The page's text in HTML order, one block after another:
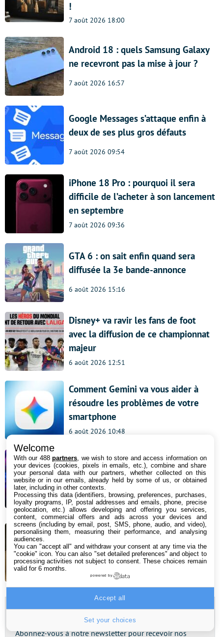
!
7 août 2026 18:00
Android 18 : quels Samsung Galaxy
ne recevront pas la mise à jour ?
7 août 2026 16:57
Google Messages s’attaque enfin à
deux de ses plus gros défauts
7 août 2026 09:54
iPhone 18 Pro : pourquoi il sera
difficile de l’acheter à son lancement
en septembre
7 août 2026 09:36
GTA 6 : on sait enfin quand sera
diffusée la 3e bande-annonce
6 août 2026 15:16
Disney+ va ravir les fans de foot
avec la diffusion de ce championnat
majeur
6 août 2026 12:51
Comment Gemini va vous aider à
résoudre les problèmes de votre
smartphone
6 août 2026 10:48
Steam : cet action-RPG culte à 20 €
vient de passer à 0 €, mais ça ne
durera pas
6 août 2026 08:34
Bon plan aspirateur robot : le
Roborock Qrevo Curv 2 Pro et sa
station multifonction profite de 400
€ de remise sur Amazon !
5 août 2026 18:00
Newsletter
Abonnez-vous à notre newsletter pour recevoir nos
Welcome
With our 488partners , we wish to store and access information on
your devices (cookies, pixels in emails, etc.), combine and share
your personal data with our partners, whether collected on this
website or in our emails, already held by some of us, or obtained
later, including in other contexts.
Processing this data (identifiers, browsing, preferences, purchases,
loyalty programs, IP, postal addresses and emails, phone, precise
geolocation, etc.) allows developing and offering you services,
content, commercial offers and ads across your devices and
screens (including by email, post, SMS, phone, audio, and video),
personalising them, measuring their performance, and analysing
audiences.
You can "accept all" and withdraw your consent at any time via the
"cookie" icon. You can also "set detailed preferences" and object to
processing activities not subject to consent. These choices remain
valid for 6 months.
powered by
Set your choices
Accept all